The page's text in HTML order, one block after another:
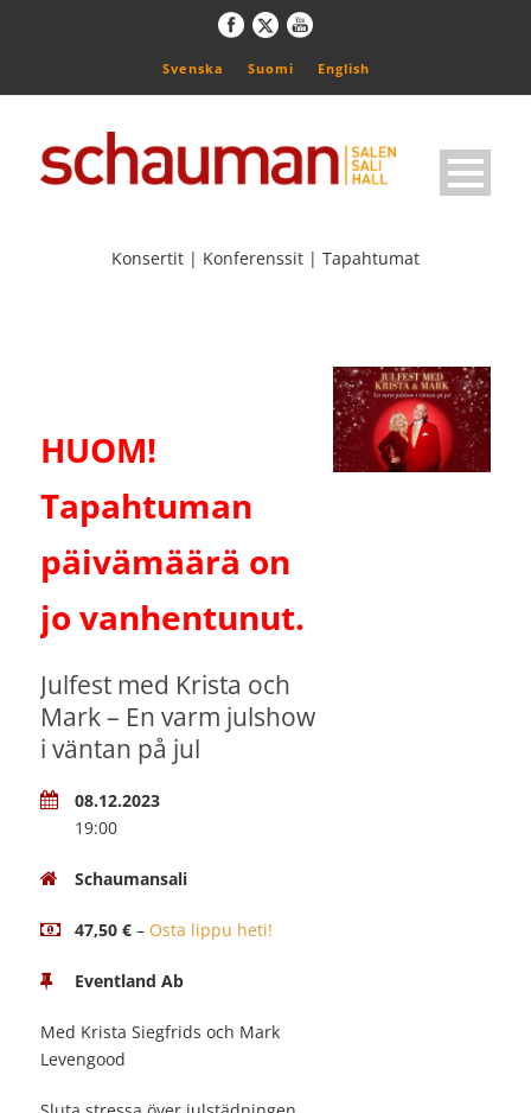
Svenska Suomi English
Konsertit | Konferenssit | Tapahtumat
HUOM!
Tapahtuman
päivämäärä on
jo vanhentunut.
Julfest med Krista och
Mark – En varm julshow
i väntan på jul
08.12.2023
19:00
Schaumansali
47,50 € – Osta lippu heti!
Eventland Ab
Med Krista Siegfrids och Mark
Levengood